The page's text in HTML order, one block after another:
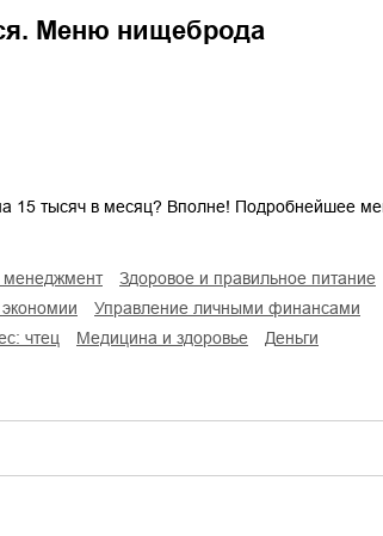
Меню нищеброда
15 тысяч в месяц? Вполне! Подробнейшее
менеджмент
здоровое и правильное питание
экономии
управление личными финансами
чтец медицина и здоровье деньги